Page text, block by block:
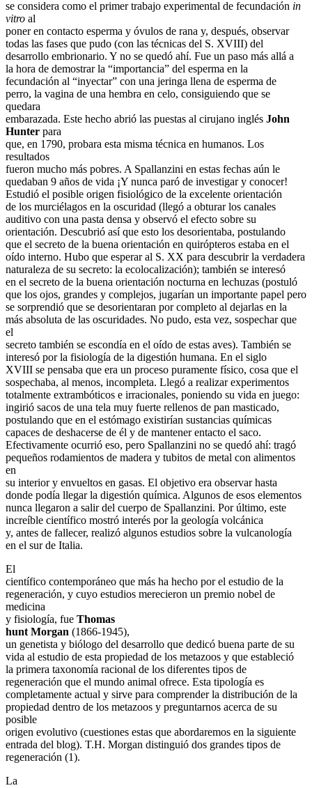
se considera como el primer trabajo experimental de fecundación in
vitro al
poner en contacto esperma y óvulos de rana y, después, observar
todas las fases que pudo (con las técnicas del S. XVIII) del
desarrollo embrionario. Y no se quedó ahí. Fue un paso más allá a
la hora de demostrar la “importancia” del esperma en la
fecundación al “inyectar” con una jeringa llena de esperma de
perro, la vagina de una hembra en celo, consiguiendo que se
quedara
embarazada. Este hecho abrió las puestas al cirujano inglés John
Hunter para
que, en 1790, probara esta misma técnica en humanos. Los
resultados
fueron mucho más pobres. A Spallanzini en estas fechas aún le
quedaban 9 años de vida ¡Y nunca paró de investigar y conocer!
Estudió el posible origen fisiológico de la excelente orientación
de los murciélagos en la oscuridad (llegó a obturar los canales
auditivo con una pasta densa y observó el efecto sobre su
orientación. Descubrió así que esto los desorientaba, postulando
que el secreto de la buena orientación en quirópteros estaba en el
oído interno. Hubo que esperar al S. XX para descubrir la verdadera
naturaleza de su secreto: la ecolocalización); también se interesó
en el secreto de la buena orientación nocturna en lechuzas (postuló
que los ojos, grandes y complejos, jugarían un importante papel pero
se sorprendió que se desorientaran por completo al dejarlas en la
más absoluta de las oscuridades. No pudo, esta vez, sospechar que
el
secreto también se escondía en el oído de estas aves). También se
interesó por la fisiología de la digestión humana. En el siglo
XVIII se pensaba que era un proceso puramente físico, cosa que el
sospechaba, al menos, incompleta. Llegó a realizar experimentos
totalmente extrambóticos e irracionales, poniendo su vida en juego:
ingirió sacos de una tela muy fuerte rellenos de pan masticado,
postulando que en el estómago existirían sustancias químicas
capaces de deshacerse de él y de mantener entacto el saco.
Efectivamente ocurrió eso, pero Spallanzini no se quedó ahí: tragó
pequeños rodamientos de madera y tubitos de metal con alimentos
en
su interior y envueltos en gasas. El objetivo era observar hasta
donde podía llegar la digestión química. Algunos de esos elementos
nunca llegaron a salir del cuerpo de Spallanzini. Por último, este
increíble científico mostró interés por la geología volcánica
y, antes de fallecer, realizó algunos estudios sobre la vulcanología
en el sur de Italia.
El
científico contemporáneo que más ha hecho por el estudio de la
regeneración, y cuyo estudios merecieron un premio nobel de
medicina
y fisiología, fue Thomas
hunt Morgan (1866-1945),
un genetista y biólogo del desarrollo que dedicó buena parte de su
vida al estudio de esta propiedad de los metazoos y que estableció
la primera taxonomía racional de los diferentes tipos de
regeneración que el mundo animal ofrece. Esta tipología es
completamente actual y sirve para comprender la distribución de la
propiedad dentro de los metazoos y preguntarnos acerca de su
posible
origen evolutivo (cuestiones estas que abordaremos en la siguiente
entrada del blog). T.H. Morgan distinguió dos grandes tipos de
regeneración (1).
La